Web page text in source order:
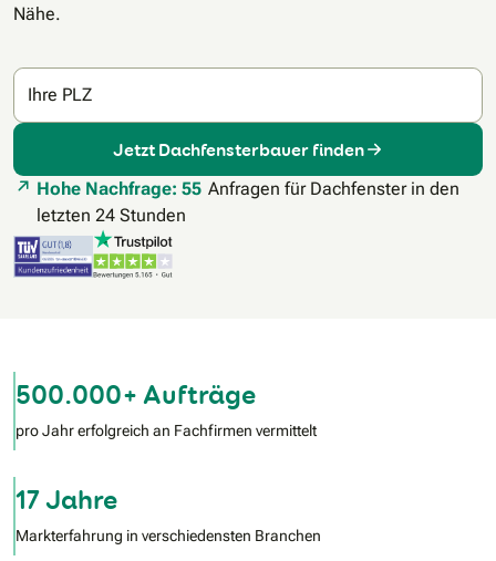
Nähe.
Ihre PLZ
Jetzt Dachfensterbauer finden
Hohe Nachfrage: 55 Anfragen für Dachfenster in den
letzten 24 Stunden
500.000+ Aufträge
pro Jahr erfolgreich an Fachfirmen vermittelt
17 Jahre
Markterfahrung in verschiedensten Branchen